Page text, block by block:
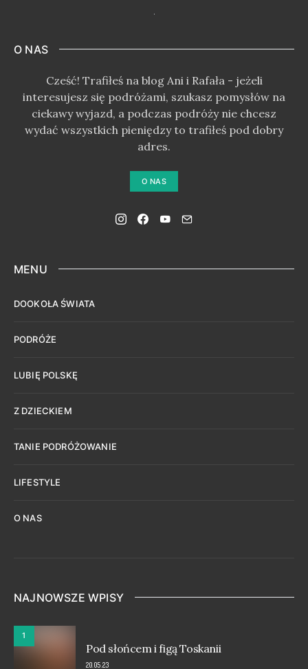
O NAS
Cześć! Trafiłeś na blog Ani i Rafała - jeżeli
interesujesz się podróżami, szukasz pomysłów na
ciekawy wyjazd, a podczas podróży nie chcesz
wydać wszystkich pieniędzy to trafiłeś pod dobry
adres.
O NAS
MENU
DOOKOŁA ŚWIATA
PODRÓŻE
LUBIĘ POLSKĘ
Z DZIECKIEM
TANIE PODRÓŻOWANIE
LIFESTYLE
O NAS
NAJNOWSZE WPISY
1
Pod słońcem i figą Toskanii
20.05.23